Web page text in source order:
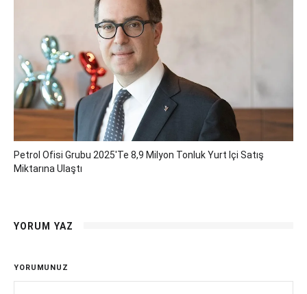
Petrol Ofisi Grubu 2025'te 8,9 Milyon Tonluk Yurt Içi Satış
Miktarına Ulaştı
YORUM YAZ
YORUMUNUZ